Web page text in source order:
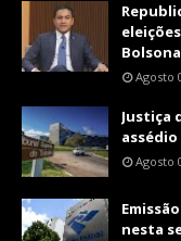
Agosto
Justiça
Agosto
nesta